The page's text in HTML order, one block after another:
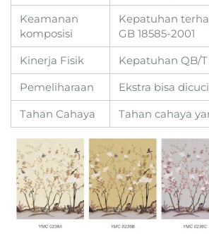
Keamanan
komposisi
Kepatuhan
GB 18585-2001
Kinerja Fisik
Kepatuhan QB/T
Pemeliharaan
Ekstra bisa dicuci
Tahan Cahaya
Tahan cahaya